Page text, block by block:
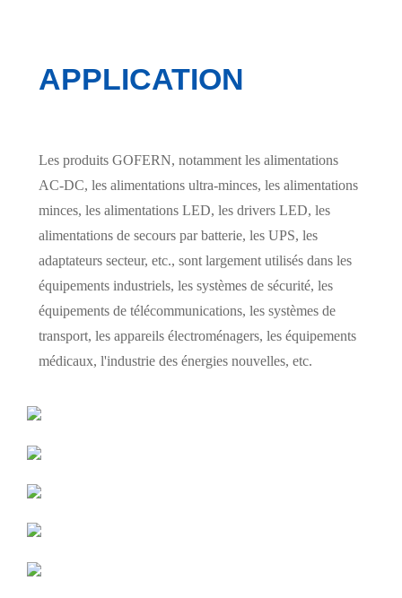
APPLICATION
Les produits GOFERN, notamment les alimentations
AC-DC, les alimentations ultra-minces, les alimentations
minces, les alimentations LED, les drivers LED, les
alimentations de secours par batterie, les UPS, les
adaptateurs secteur, etc., sont largement utilisés dans les
équipements industriels, les systèmes de sécurité, les
équipements de télécommunications, les systèmes de
transport, les appareils électroménagers, les équipements
médicaux, l'industrie des énergies nouvelles, etc.